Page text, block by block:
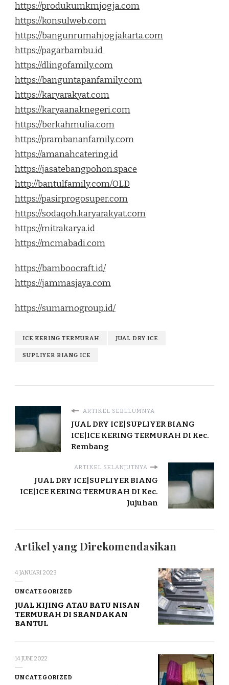
https://produkumkmjogja.com
https://konsulweb.com
https://bangunrumahjogjakarta.com
https://pagarbambu.id
https://dlingofamily.com
https://banguntapanfamily.com
https://karyarakyat.com
https://karyaanaknegeri.com
https://berkahmulia.com
https://prambananfamily.com
https://amanahcatering.id
https://jasatebangpohon.space
http://bantulfamily.com/OLD
https://pasirprogosuper.com
https://sodaqoh.karyarakyat.com
https://mitrakarya.id
https://mcmabadi.com
https://bamboocraft.id/
https://jammasjaya.com
https://sumarnogroup.id/
ICE KERING TERMURAH JUAL DRY ICE
SUPLIYER BIANG ICE
ARTIKEL SEBELUMNYA
JUAL DRY ICE|SUPLIYER BIANG
ICE|ICE KERING TERMURAH DI Kec.
Rembang
ARTIKEL SELANJUTNYA
JUAL DRY ICE|SUPLIYER BIANG
ICE|ICE KERING TERMURAH DI Kec.
Jujuhan
Artikel yang Direkomendasikan
4 JANUARI 2023
UNCATEGORIZED
JUAL KIJING ATAU BATU NISAN
TERMURAH DI SRANDAKAN
BANTUL
14 JUNI 2022
UNCATEGORIZED